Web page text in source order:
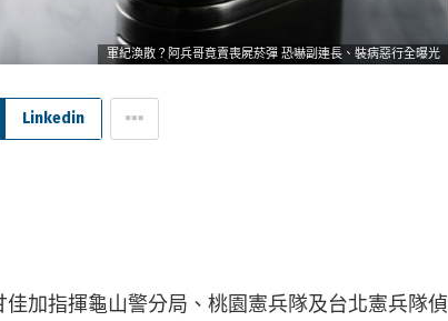
軍紀渙散？阿兵哥竟賣喪屍菸彈 恐嚇副連長、裝病惡行全曝光
Linkedin
加指揮龜山警分局、桃園憲兵隊及台北憲兵隊偵